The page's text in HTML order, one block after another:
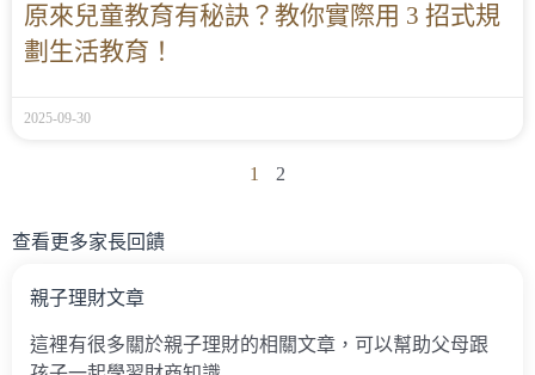
原來兒童教育有秘訣？教你實際用 3 招式規
劃生活教育！
2025-09-30
1 2
查看更多家長回饋
親子理財文章
這裡有很多關於親子理財的相關文章，可以幫助父母跟